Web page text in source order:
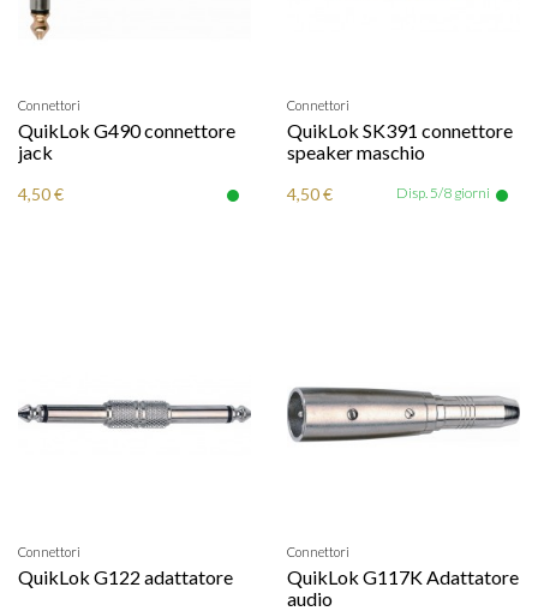
Connettori
QuikLok G490 connettore
jack
4,50 €
Connettori
QuikLok SK391 connettore
speaker maschio
4,50 € Disp. 5/8 giorni
Connettori
QuikLok G122 adattatore
Connettori
QuikLok G117K Adattatore
audio